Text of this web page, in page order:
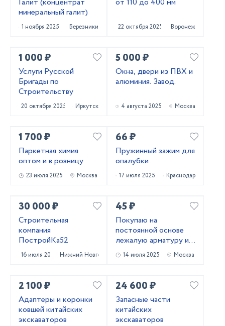
минеральный галит)
1 ноября 2025 Березники 22 октября 2025 Воронеж
1 000 ₽
Услуги Русской
Бригады по
Строительству
20 октября 2025 Иркутск
5 000 ₽
Окна, двери из ПВХ и
алюминия. Завод.
4 августа 2025 Москва
1 700 ₽
Паркетная химия
оптом и в розницу
23 июля 2025 Москва
66 ₽
Пружинный зажим для
опалубки
17 июля 2025 Краснодар
30 000 ₽
Строительная
компания
ПостройКа52
16 июля 2025 Нижний Новгород
45 ₽
Покупаю на
постоянной основе
лежалую арматуру и
металлопрокат!
Самовывоз
14 июля 2025 Москва
2 100 ₽
Адаптеры и коронки
ковшей китайских
экскаваторов
24 600 ₽
Запасные части
китайских
экскаваторов